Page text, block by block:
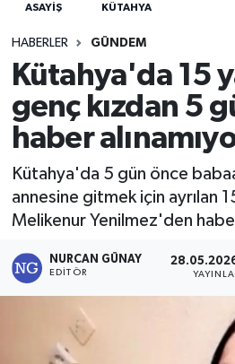
ASAYIŞ KÜTAHYA
HABERLER GÜNDEM
Kütahya'da 15
genç kızdan 5
haber
Kütahya'da 5 gün önce
annesine gitmek için ayrılan
Melikenur Yenilmez'den
NURCAN GÜNAY
EDITÖR
Bölge
Çavdarhisar
Dumlupınar
Dünya
Eğitim
Ekonomi
Son Dakika Haberleri
Haber Arşivi